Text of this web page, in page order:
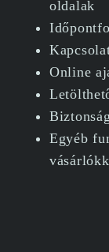
oldalak
Online
Egyéb